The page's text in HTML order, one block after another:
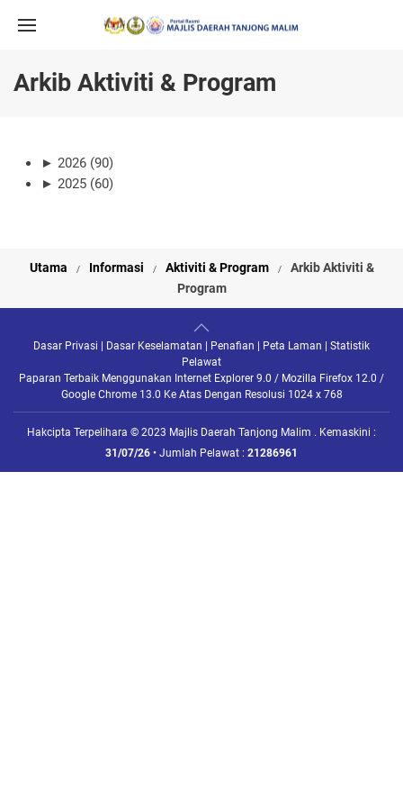
Arkib Aktiviti & Program
► 2026 (90)
► 2025 (60)
Utama Informasi Aktiviti & Program
Arkib Aktiviti &
Program
Dasar Privasi Dasar Keselamatan Penafian Peta Laman
Statistik
Pelawat
Paparan Terbaik Menggunakan Internet Explorer 9.0 / Mozilla Firefox 12.0 /
Google Chrome 13.0 Ke Atas Dengan Resolusi 1024 x 768
Hakcipta Terpelihara © 2023 Majlis Daerah Tanjong Malim . Kemaskini :
31/07/26 • Jumlah Pelawat : 21286961